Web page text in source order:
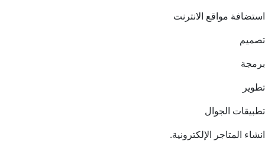
استضافة مواقع الانترنت
تصميم
برمجة
تطوير
تطبيقات الجوال
انشاء المتاجر الإلكترونية.